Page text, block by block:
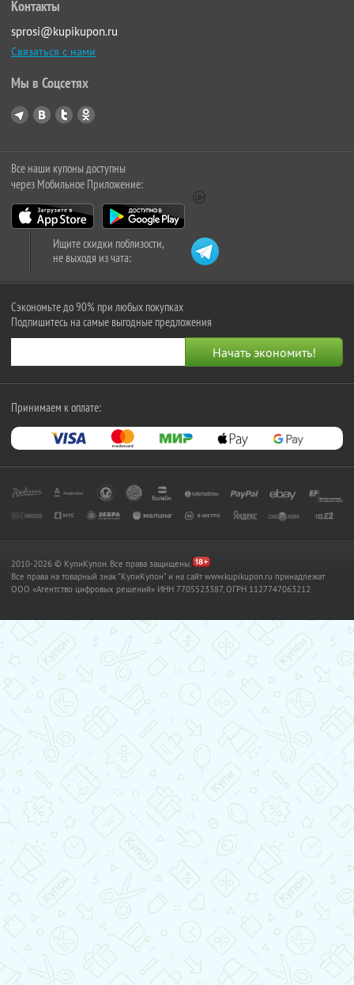
Контакты
sprosi@kupikupon.ru
Связаться с нами
Мы в Соцсетях
Все наши купоны доступны
через Мобильное Приложение:
Ищите скидки поблизости,
не выходя из чата:
Сэкономьте до 90% при любых покупках
Подпишитесь на самые выгодные предложения
Принимаем к оплате:
2010-2026 © КупиКупон. Все права защищены.
Все права на товарный знак "КупиКупон" и на сайт www.kupikupon.ru принадлежат
OOO «Агентство цифровых решений» ИНН 7705523387, ОГРН 1127747063212